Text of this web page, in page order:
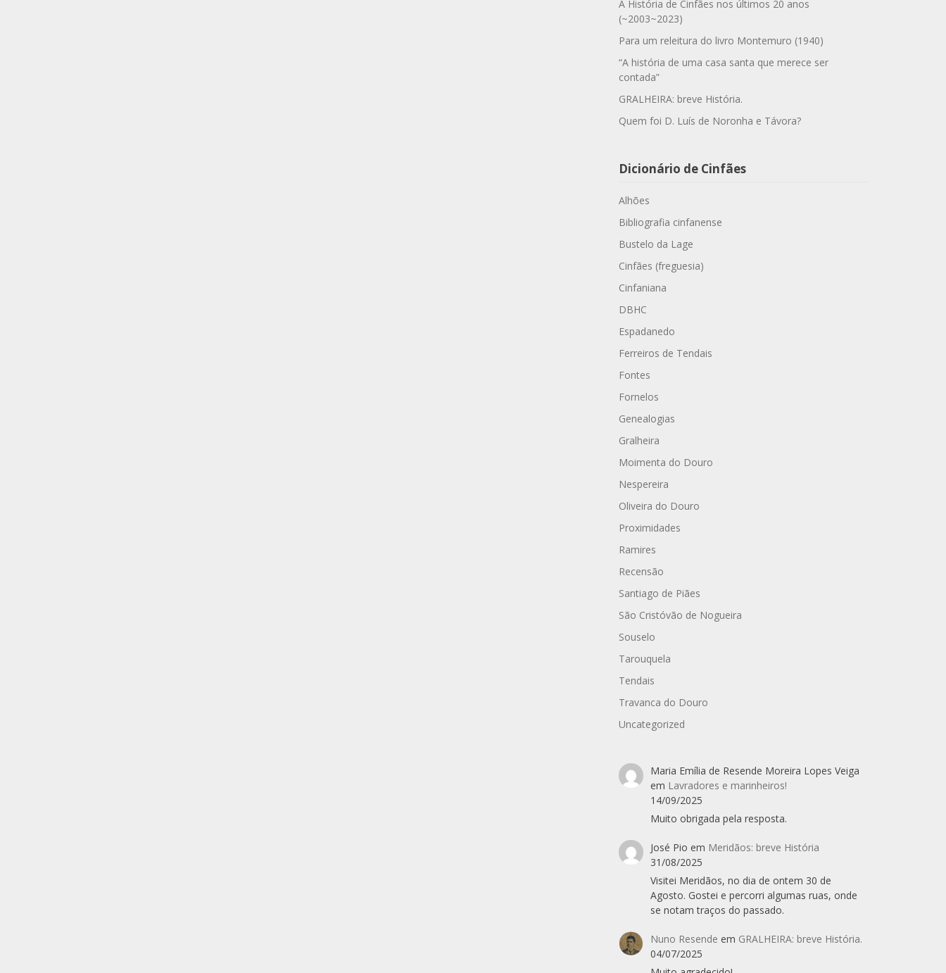
A História de Cinfães nos últimos 20 anos
(~2003~2023)
Para um releitura do livro Montemuro (1940)
“A história de uma casa santa que merece ser
contada”
GRALHEIRA: breve História.
Quem foi D. Luís de Noronha e Távora?
Dicionário de Cinfães
Alhões
Bibliografia cinfanense
Bustelo da Lage
Cinfães (freguesia)
Cinfaniana
DBHC
Espadanedo
Ferreiros de Tendais
Fontes
Fornelos
Genealogias
Gralheira
Moimenta do Douro
Nespereira
Oliveira do Douro
Proximidades
Ramires
Recensão
Santiago de Piães
São Cristóvão de Nogueira
Souselo
Tarouquela
Tendais
Travanca do Douro
Uncategorized
Maria Emília de Resende Moreira Lopes Veiga
em Lavradores e marinheiros!
14/09/2025
Muito obrigada pela resposta.
José Pio em Meridãos: breve História
31/08/2025
Visitei Meridãos, no dia de ontem 30 de
Agosto. Gostei e percorri algumas ruas, onde
se notam traços do passado.
Nuno Resende em GRALHEIRA: breve História.
04/07/2025